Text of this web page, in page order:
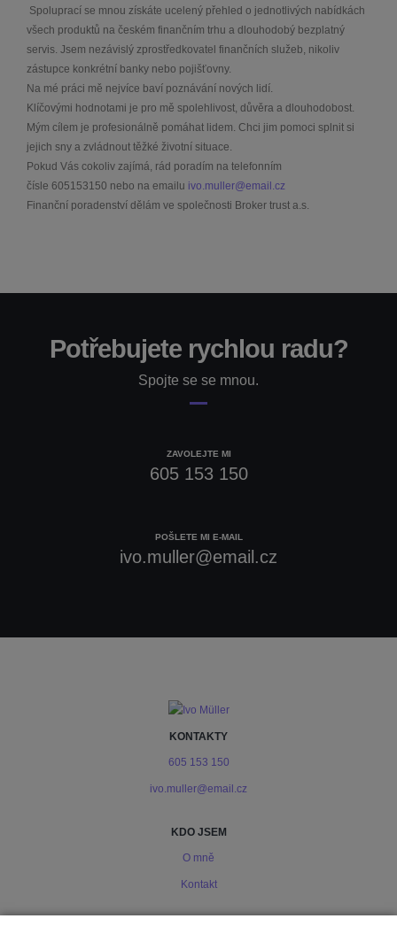
Spoluprací se mnou získáte ucelený přehled o jednotlivých nabídkách
všech produktů na českém finančním trhu a dlouhodobý bezplatný
servis. Jsem nezávislý zprostředkovatel finančních služeb, nikoliv
zástupce konkrétní banky nebo pojišťovny.
Na mé práci mě nejvíce baví poznávání nových lidí.
Klíčovými hodnotami je pro mě spolehlivost, důvěra a dlouhodobost.
Mým cílem je profesionálně pomáhat lidem. Chci jim pomoci splnit si
jejich sny a zvládnout těžké životní situace.
Pokud Vás cokoliv zajímá, rád poradím na telefonním
čísle 605153150 nebo na emailu ivo.muller@email.cz
Finanční poradenství dělám ve společnosti Broker trust a.s.
Potřebujete rychlou radu?
Spojte se se mnou.
ZAVOLEJTE MI
605 153 150
POŠLETE MI E-MAIL
ivo.muller@email.cz
KONTAKTY
605 153 150
ivo.muller@email.cz
KDO JSEM
O mně
Kontakt